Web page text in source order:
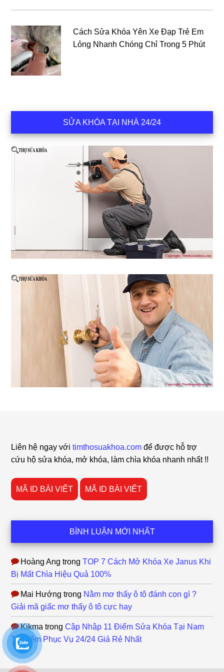
Cách Sửa Khóa Yên Xe Đạp Trẻ Em
Lỏng Nhanh Chóng Chỉ Trong 5 Phút
SỬA KHÓA TẠI NHÀ 24/24
Liên hệ ngay vớitimthosuakhoa.com để được hỗ trợ
cứu hộ sửa khóa, mở khóa, làm chìa khóa nhanh nhất !!
MÃ ID BÀI VIẾT MÃ ID BÀI VIẾT
BÌNH LUẬN MỚI NHẤT
Hoàng Ang trongTOP 7 Cách Mở Khóa Xe Janus Khi
Bị Mất Chìa Hiệu Quả 100%
Mai Hướng trong Nằm mơ thấy ô tô đánh con gì ?
Giải mã giấc mơ thấy ô tô cực hay
Kikma trongCập Nhập 11 Điểm Sửa Khóa Tại Nam
Từ Liêm Phục Vụ 24/24 Giá Rẻ Nhất